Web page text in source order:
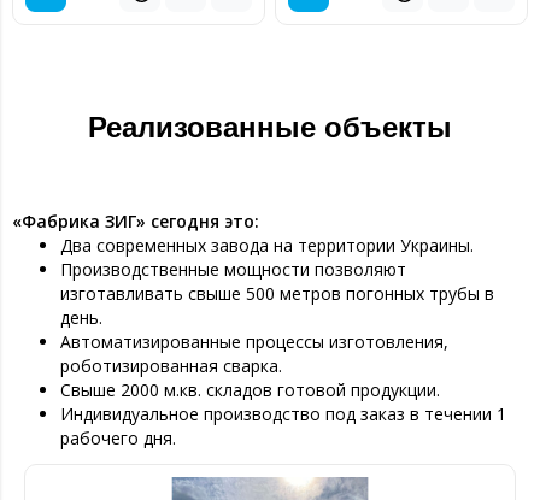
Реализованные объекты
«Фабрика ЗИГ» сегодня это:
Два современных завода на территории Украины.
Производственные мощности позволяют
изготавливать свыше 500 метров погонных трубы в
день.
Автоматизированные процессы изготовления,
роботизированная сварка.
Свыше 2000 м.кв. складов готовой продукции.
Индивидуальное производство под заказ в течении 1
рабочего дня.